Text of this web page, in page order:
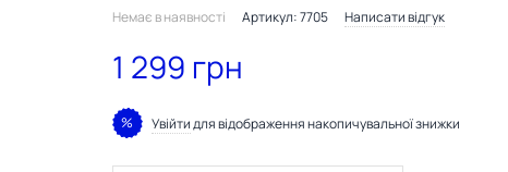
Немає в наявності Артикул: 7705 Написати відгук
1 299 грн
% Увійтидля відображення накопичувальної знижки